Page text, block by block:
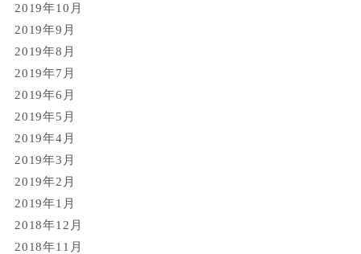
2019年10月
2019年9月
2019年8月
2019年7月
2019年6月
2019年5月
2019年4月
2019年3月
2019年2月
2019年1月
2018年12月
2018年11月